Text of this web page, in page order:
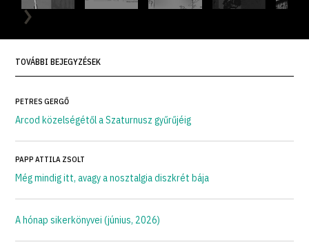
TOVÁBBI BEJEGYZÉSEK
PETRES GERGŐ
Arcod közelségétől a Szaturnusz gyűrűjéig
PAPP ATTILA ZSOLT
Még mindig itt, avagy a nosztalgia diszkrét bája
A hónap sikerkönyvei (június, 2026)